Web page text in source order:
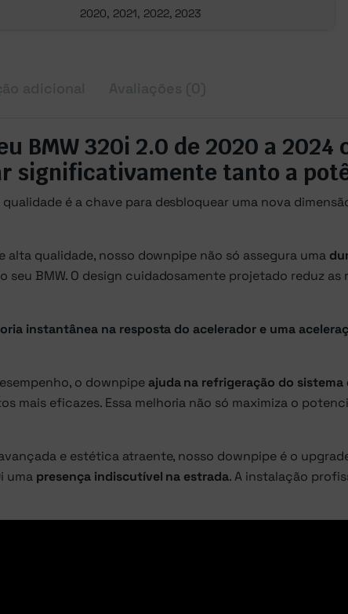
2020, 2021, 2022, 2023
BMW 320i 2.0 de 2020 a
significativamente tanto a
é a chave para desbloquear uma nova
alta qualidade, nosso downpipe não só assegura uma
seu BMW. O design cuidadosamente projetado reduz
instantânea na resposta do acelerador e uma
o downpipeajuda na refrigeração do sistema
mais eficazes. Essa melhoria não só maximiza o
e estética atraente, nosso downpipe é o
uma presença indiscutível na estrada. A instalação